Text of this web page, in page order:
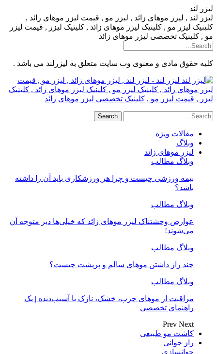
لیزر لند
لیزر لند , لیزر موهای زائد , لیزر مو , قیمت لیزر موهای زائد ,
کلینیک لیزر مو , کلینیک لیزر موهای زائد , کلینیک لیزر , قیمت لیزر
مو , کلینیک تخصصی لیزر موهای زائد
کلیه حقوق مادی و معنوی وب سایت متعلق به لیزرلند می باشد .
لیزر لند - لیزر لند , لیزر موهای زائد , لیزر مو , قیمت
لیزر موهای زائد , کلینیک لیزر مو , کلینیک لیزر موهای زائد , کلینیک
لیزر , قیمت لیزر مو , کلینیک تخصصی لیزر موهای زائد
مقالات ویژه
وبلاگ
لیزر موهای زائد
وبلاگ مطالب
بیمه ورزشی چیست و چرا هر ورزشکاری باید آن را داشته
باشد؟
وبلاگ مطالب
عوارض وحشتناک لیزر موهای زائد که خیلی‌ها دیر متوجه آن
می‌شوند!
وبلاگ مطالب
چند راز داشتن موهای سالم و پرپشت چیست؟
وبلاگ مطالب
مراقبت از موهای چرب، خشک، نازک یا آسیب‌دیده | یک
راهنمای تخصصی
Prev Next
کاشت مو طبیعی
راز جوانی
جوانسازی